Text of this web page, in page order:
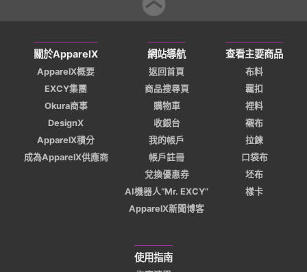
關於ApparelX
ApparelX概要
EXCY集團
Okura商事
DesignX
ApparelX積分
成為ApparelX供應商
網站導航
返回首頁
商品搜尋頁
購物車
收銀台
我的帳戶
帳戶註冊
兌換優惠券
AI機器人“Mr. EXCY”
ApparelX新聞博客
查看主要商品
布料
羈扣
裡料
襯布
拉鍊
口袋布
坯布
樣卡
使用指南